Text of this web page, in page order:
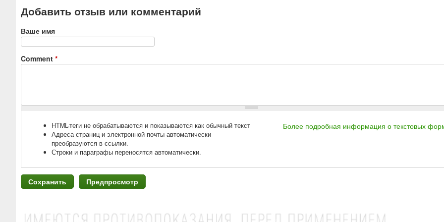
Добавить отзыв или комментарий
Ваше имя
Comment *
Более подробная информация о текстовых
HTML-теги не обрабатываются и показываются как обычный текст
Адреса страниц и электронной почты автоматически
преобразуются в ссылки.
Строки и параграфы переносятся автоматически.